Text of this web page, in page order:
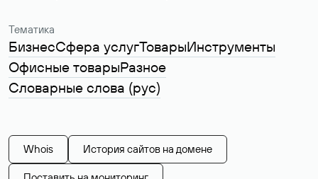
Тематика
БизнесСфера услугТоварыИнструменты
Офисные товарыРазное
Словарные слова (рус)
Whois История сайтов на домене